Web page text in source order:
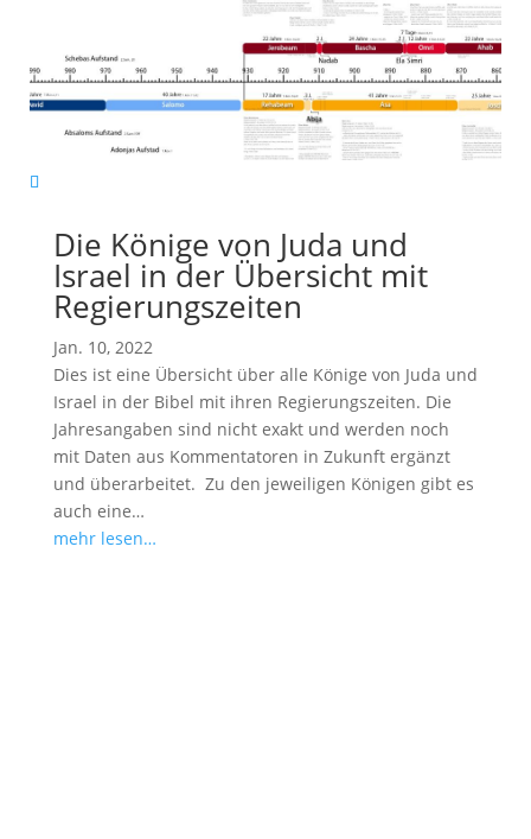
Die Könige von Juda und
Israel in der Übersicht mit
Regierungszeiten
Jan. 10, 2022
Dies ist eine Übersicht über alle Könige von Juda und
Israel in der Bibel mit ihren Regierungszeiten. Die
Jahresangaben sind nicht exakt und werden noch
mit Daten aus Kommentatoren in Zukunft ergänzt
und überarbeitet. Zu den jeweiligen Königen gibt es
auch eine…
mehr lesen…